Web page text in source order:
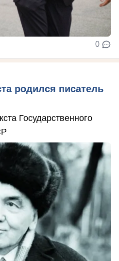
0
родился писатель
Государственного